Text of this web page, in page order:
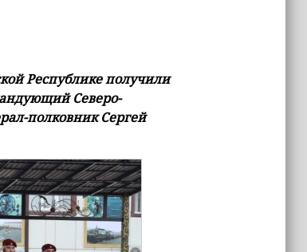
Республике получили
Северо-
полковник Сергей